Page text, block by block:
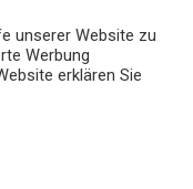
unserer Website zu
Werbung
erklären Sie